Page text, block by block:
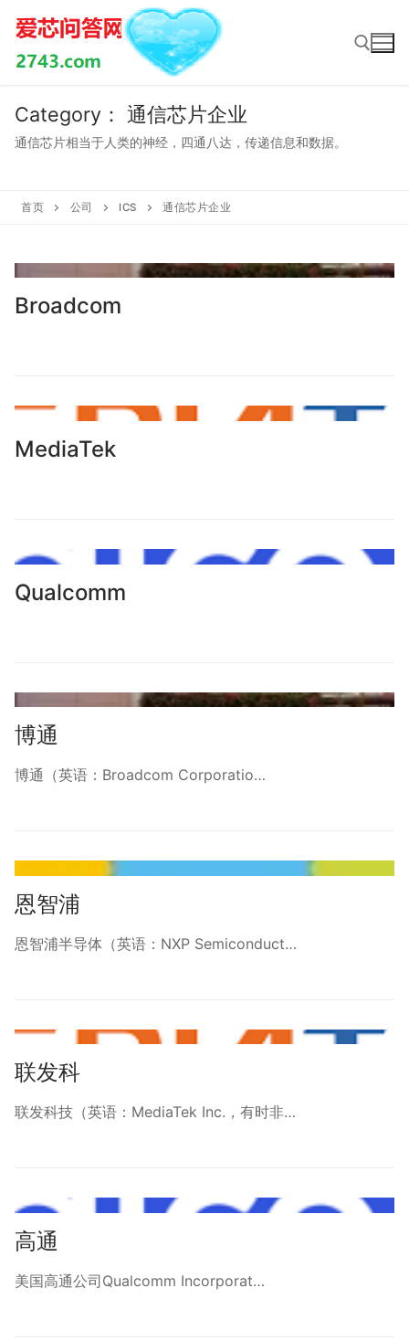
Skip
content
Search for:
Category： 通信芯片企业
通信芯片相当于人类的神经，四通八达，传递信息和数据。
首页 公司 ICS 通信芯片企业
Broadcom
MediaTek
Qualcomm
博通
博通（英语：Broadcom Corporatio…
恩智浦
恩智浦半导体（英语：NXP Semiconduct…
联发科
联发科技（英语：MediaTek Inc.，有时非…
高通
美国高通公司Qualcomm Incorporat…